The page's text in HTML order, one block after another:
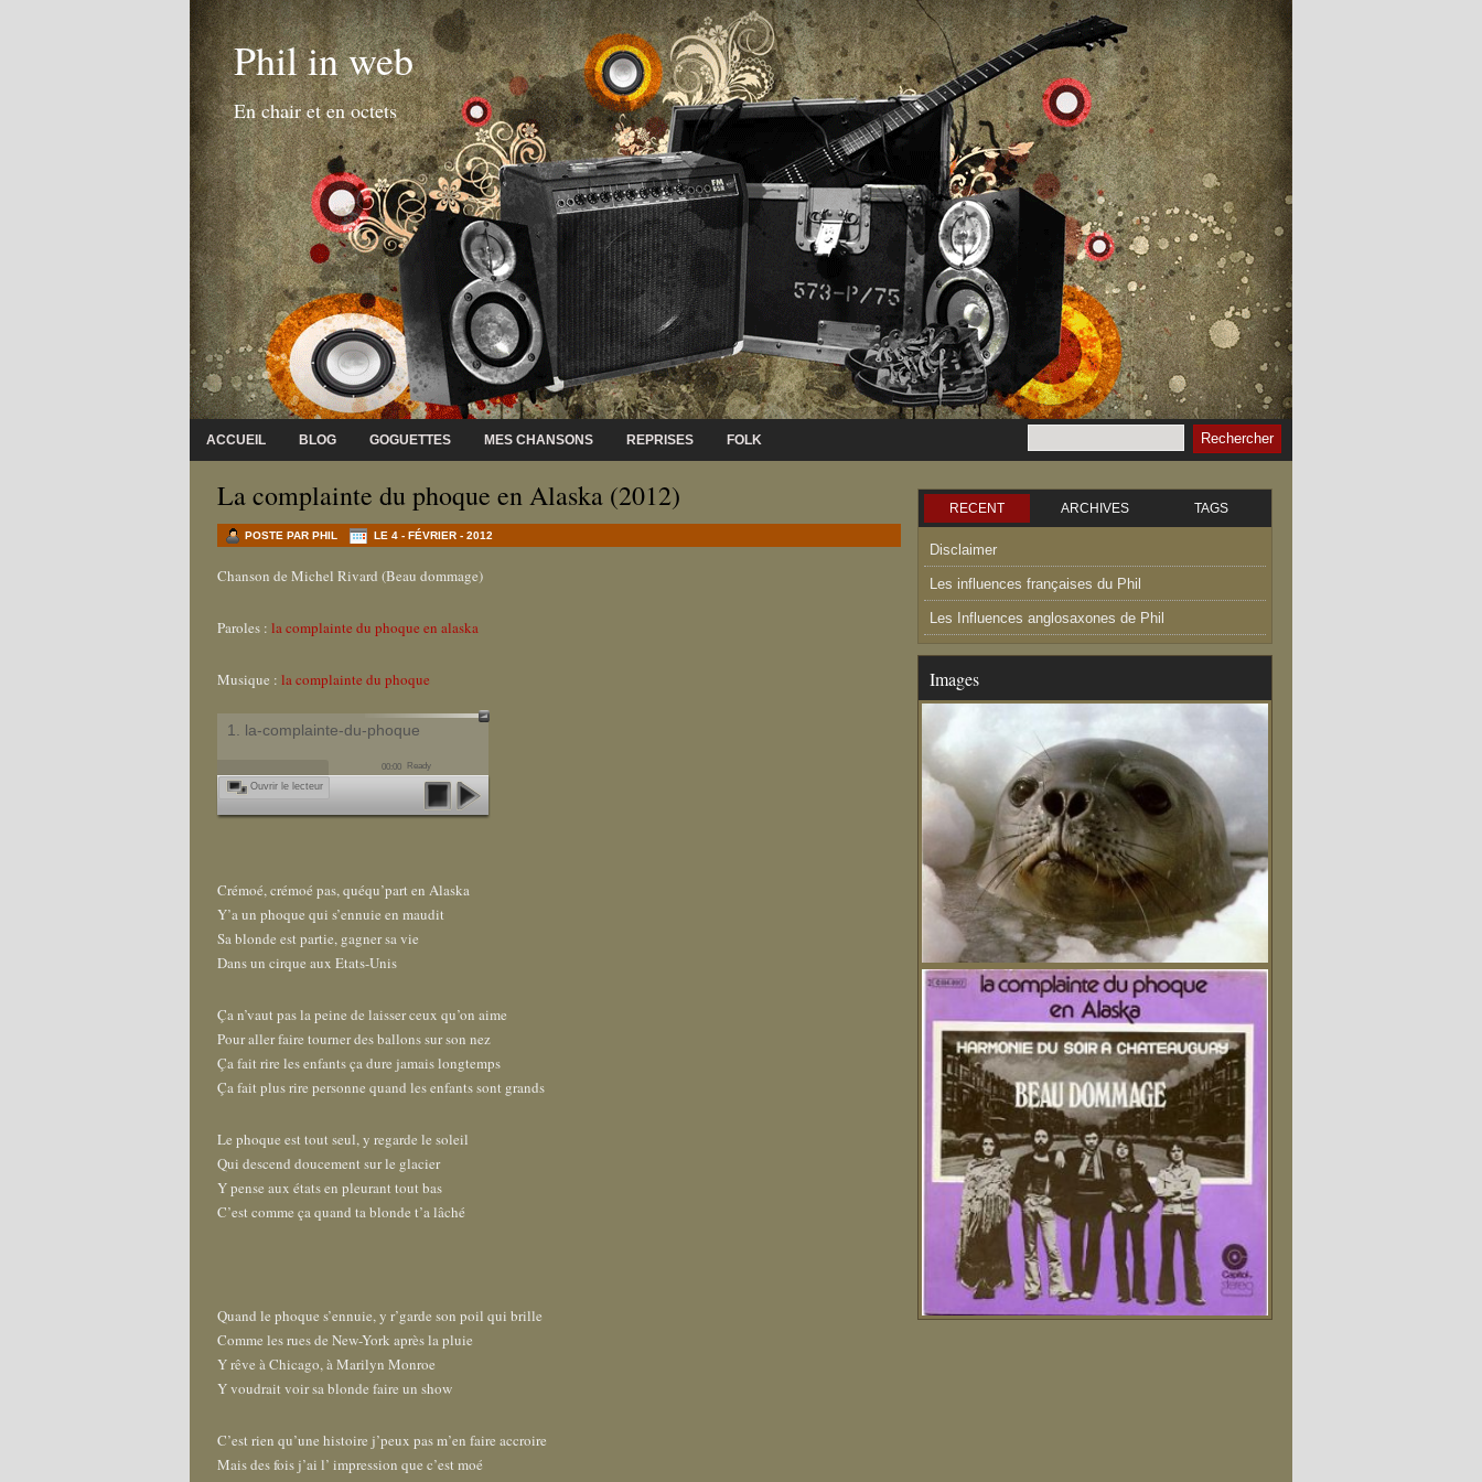
Phil in web
En chair et en octets
ACCUEIL BLOG GOGUETTES MES CHANSONS REPRISES FOLK
La complainte du phoque en Alaska (2012)
POSTE PAR PHIL LE 4 - FÉVRIER - 2012
Chanson de Michel Rivard (Beau dommage)
Paroles : la complainte du phoque en alaska
Musique : la complainte du phoque
1. la-complainte-du-phoque
00:00 Ready
Ouvrir le lecteur
Crémoé, crémoé pas, quéqu’part en Alaska
Y’a un phoque qui s’ennuie en maudit
Sa blonde est partie, gagner sa vie
Dans un cirque aux Etats-Unis
Ça n’vaut pas la peine de laisser ceux qu’on aime
Pour aller faire tourner des ballons sur son nez
Ça fait rire les enfants ça dure jamais longtemps
Ça fait plus rire personne quand les enfants sont grands
Le phoque est tout seul, y regarde le soleil
Qui descend doucement sur le glacier
Y pense aux états en pleurant tout bas
C’est comme ça quand ta blonde t’a lâché
Quand le phoque s’ennuie, y r’garde son poil qui brille
Comme les rues de New-York après la pluie
Y rêve à Chicago, à Marilyn Monroe
Y voudrait voir sa blonde faire un show
C’est rien qu’une histoire j’peux pas m’en faire accroire
Mais des fois j’ai l’ impression que c’est moé
RECENT ARCHIVES TAGS
Disclaimer
Les influences françaises du Phil
Les Influences anglosaxones de Phil
Images